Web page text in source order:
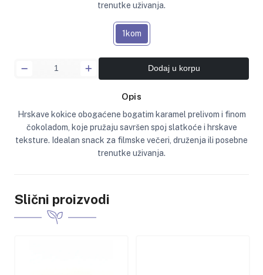
trenutke uživanja.
1kom
Dodaj u korpu
Opis
Hrskave kokice obogaćene bogatim karamel prelivom i finom
čokoladom, koje pružaju savršen spoj slatkoće i hrskave
teksture. Idealan snack za filmske večeri, druženja ili posebne
trenutke uživanja.
Slični proizvodi